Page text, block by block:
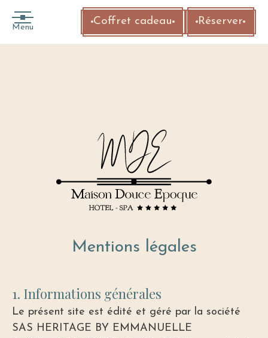
Menu
Coffret cadeau Réserver
Mentions légales
1. Informations générales
Le présent site est édité et géré par la société
SAS HERITAGE BY EMMANUELLE